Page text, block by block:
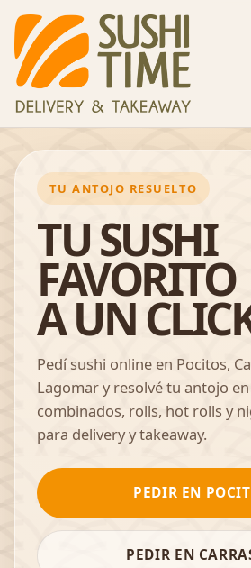
TU ANTOJO RESUELTO
TU SUSHI
FAVORITO
A UN
Pedí sushi online en Pocitos,
Lagomar y resolvé tu antojo
combinados, rolls, hot rolls y
para delivery y takeaway.
PEDIR EN
PEDIR EN